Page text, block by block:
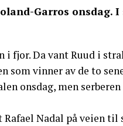
Garros onsdag.
fjor. Da vant Ruud i
som vinner av de to
onsdag, men
Nadal på veien til